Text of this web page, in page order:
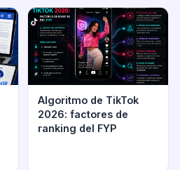
Algoritmo de TikTok
2026: factores de
ranking del FYP